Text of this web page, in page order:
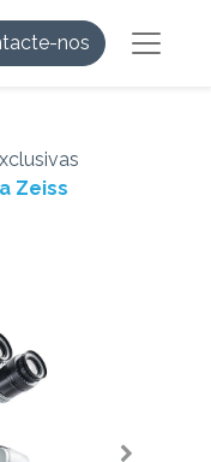
nos
Zeiss